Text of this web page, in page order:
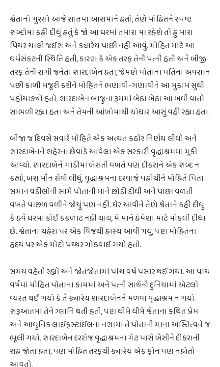
શ્વેતાનો ગુસ્સો આજે સાતમા આસમાને હતો, તેણે મોહિતને સ્પષ્ટ
શબ્દોમાં કહી દીધું હતું કે જો આ ઘરમાં તમારા મા રહેશે તો હું મારા
પિયર ચાલી જઈશ અને ક્યારેય પાછી નહીં આવું. મોહિત માટે આ
ધર્મસંકટની સ્થિતિ હતી, કારણ કે એક તરફ તેની પત્ની હતી અને બીજી
તરફ તેની સગી જનેતા શારદાબેન હતા, જેમણે પોતાના પતિના અવસાન
પછી કાળી મજૂરી કરીને મોહિતને ભણાવી-ગણાવીને આ મુકામ સુધી
પહોંચાડ્યો હતો. શારદાબેન બાજુના રૂમમાં બેઠા બેઠા આ બધી વાતો
સાંભળી રહ્યા હતા અને તેમની આંખોમાંથી ચોધાર આસું વહી રહ્યા હતા.
બીજા જ દિવસે સવારે મોહિતે એક અત્યંત કઠોર નિર્ણય લીધો અને
શારદાબેનને શહેરના છેવાડે આવેલા એક સરકારી વૃદ્ધાશ્રમમાં મૂકી
આવ્યો. શારદાબેને ગાડીમાં બેસતી વખતે પણ દીકરાને એક શબ્દ ન
કહ્યો, બસ મૌન સેવી લીધું. વૃદ્ધાશ્રમના દરવાજે પહોંચીને મોહિતે પિતા
સમાન વડીલોની સામે પોતાની માને છોડી દીધી અને પાછા વળતી
વખતે પાછળ વળીને જોયું પણ નહીં. ઘેર આવીને તેણે શ્વેતાને કહી દીધું
કે હવે ઘરમાં કોઈ કકળાટ નહીં થાય, મેં માને હંમેશાં માટે મોકલી દીધા
છે. શ્વેતાના ચહેરા પર એક વિજયી હાસ્ય આવી ગયું, પણ મોહિતના
હૃદય પર એક મોટો પથ્થર ગોઠવાઈ ગયો હતો.
સમય વહેતો રહ્યો અને જોતજોતામાં પાંચ વર્ષ પસાર થઈ ગયા. આ પાંચ
વર્ષમાં મોહિત પોતાના કામમાં અને પત્ની સાથેની દુનિયામાં એટલો
વ્યસ્ત થઈ ગયો કે તે ક્યારેય શારદાબેનને મળવા વૃદ્ધાશ્રમ ન ગયો.
શરૂઆતમાં તેને ગ્લાનિ થતી હતી, પણ ધીમે ધીમે શ્વેતાના કથિત પ્રેમ
અને આધુનિક લાઈફસ્ટાઈલના નશામાં તે પોતાની માના અસ્તિત્વને જ
ભૂલી ગયો. શારદાબેન દરરોજ વૃદ્ધાશ્રમના ગેટ પાસે બેસીને દીકરાની
રાહ જોતા હતા, પણ મોહિત તરફથી ક્યારેય એક ફોન પણ નહોતો